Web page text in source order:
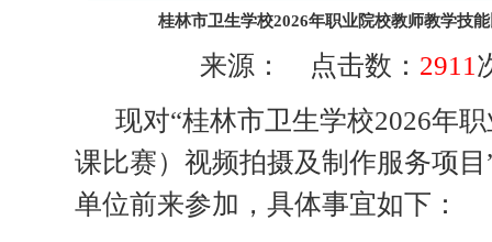
桂林市卫生学校2026年职业院校教师教学技
来源： 点击数： 2911
现对“桂林市卫生学校2026年
课比赛）视频拍摄及制作服务项目
单位前来参加，具体事宜如下：